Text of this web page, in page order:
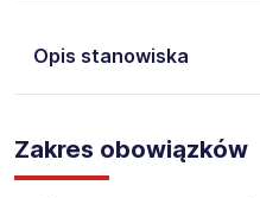
Opis stanowiska
Pośrednictwa Pracy i
Profit jest obecnie jedną z
polskich agencji
Zakres obowiązków